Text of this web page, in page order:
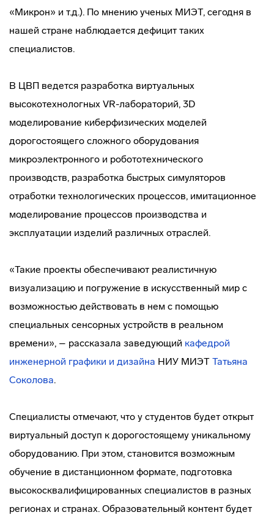
«Микрон» и т.д.). По мнению ученых МИЭТ, сегодня в
нашей стране наблюдается дефицит таких
специалистов.
В ЦВП ведется разработка виртуальных
высокотехнологных VR-лабораторий, 3D
моделирование киберфизических моделей
дорогостоящего сложного оборудования
микроэлектронного и робототехнического
производств, разработка быстрых симуляторов
отработки технологических процессов, имитационное
моделирование процессов производства и
эксплуатации изделий различных отраслей.
«Такие проекты обеспечивают реалистичную
визуализацию и погружение в искусственный мир с
возможностью действовать в нем с помощью
специальных сенсорных устройств в реальном
времени», – рассказала заведующий кафедрой
инженерной графики и дизайна НИУ МИЭТ Татьяна
Соколова.
Специалисты отмечают, что у студентов будет открыт
виртуальный доступ к дорогостоящему уникальному
оборудованию. При этом, становится возможным
обучение в дистанционном формате, подготовка
высокосквалифицированных специалистов в разных
регионах и странах. Образовательный контент будет